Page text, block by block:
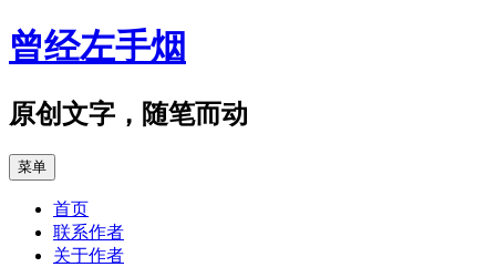
跳
至
文
曾经左手烟
原创文字，随笔而动
菜单
首页
联系作者
关于作者